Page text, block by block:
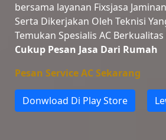
bersama layanan Fixsjasa
Serta Dikerjakan Oleh Teknisi
Temukan Spesialis AC
Cukup Pesan Jasa Dari Rumah
Pesan Service AC Sekarang
Donwload Di Play Store